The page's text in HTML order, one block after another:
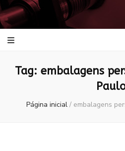
Blog
Tag: embalagens
Página inicial / embalagens